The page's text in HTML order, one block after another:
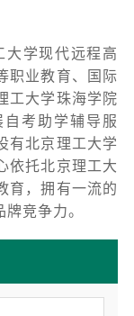
大学现代远程高
职业教育、国际
工大学珠海学院
考助学辅导服
有北京理工大学
依托北京理工大
育，拥有一流的
竞争力。